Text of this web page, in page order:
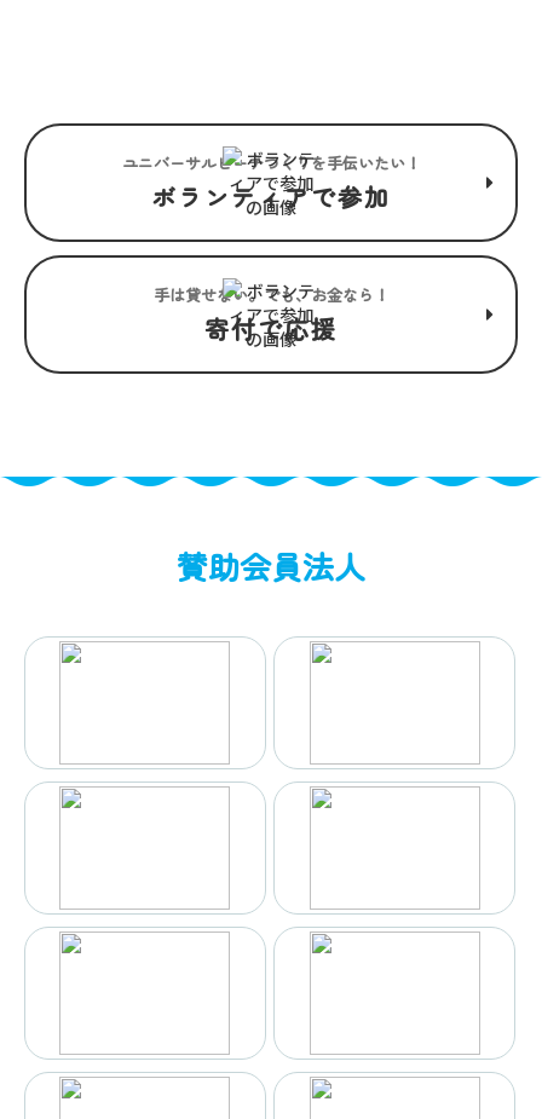
ユニバーサルビーチつくりを手伝いたい！
ボランティアで参加
手は貸せない。でも、お金なら！
寄付で応援
賛助会員法人